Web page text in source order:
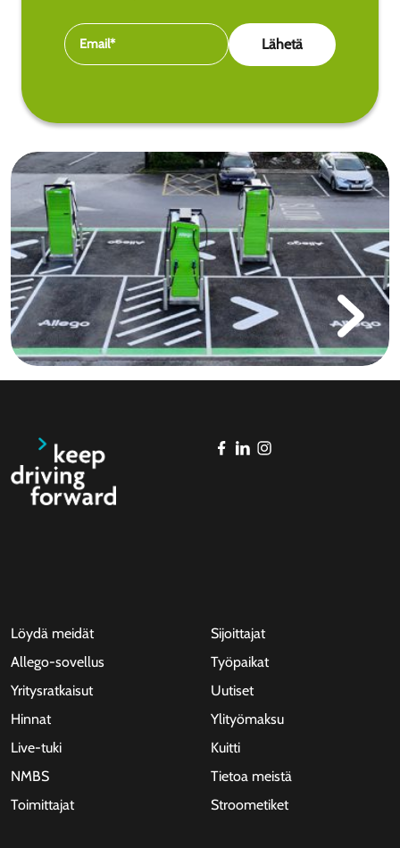
Löydä meidät
Allego-sovellus
Yritysratkaisut
Hinnat
Live-tuki
NMBS
Toimittajat
Sijoittajat
Työpaikat
Uutiset
Ylityömaksu
Kuitti
Tietoa meistä
Stroometiket